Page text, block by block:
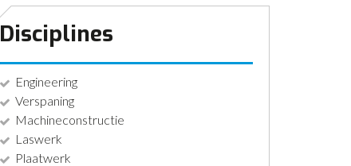
Disciplines
Engineering
Verspaning
Machineconstructie
Laswerk
Plaatwerk